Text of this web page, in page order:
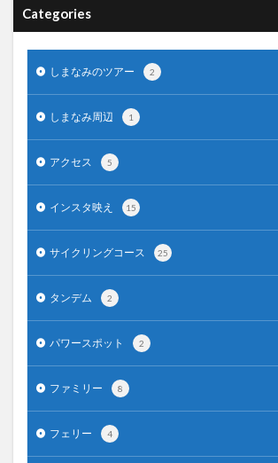
Categories
しまなみのツアー 2
しまなみ周辺 1
アクセス 5
インスタ映え 15
サイクリングコース 25
タンデム 2
パワースポット 2
ファミリー 8
フェリー 4